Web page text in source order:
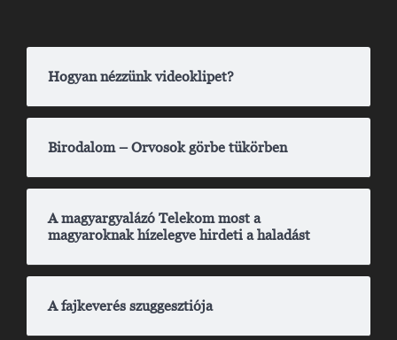
Hogyan nézzünk videoklipet?
Birodalom – Orvosok görbe tükörben
A magyargyalázó Telekom most a
magyaroknak hízelegve hirdeti a haladást
A fajkeverés szuggesztiója